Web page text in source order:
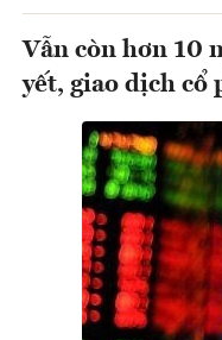
Vẫn còn hơn 10
yết, giao dịch